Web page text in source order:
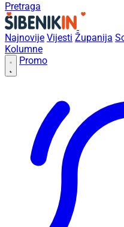
Pretraga
Najnovije Vijesti Županija
Kolumne
Promo